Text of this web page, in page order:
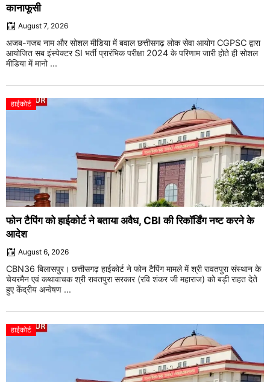
कानाफूसी
August 7, 2026
अजब-गजब नाम और सोशल मीडिया में बवाल छत्तीसगढ़ लोक सेवा आयोग CGPSC द्वारा
आयोजित सब इंस्पेक्टर SI भर्ती प्रारंभिक परीक्षा 2024 के परिणाम जारी होते ही सोशल
मीडिया में मानो ...
हाईकोर्ट
फोन टैपिंग को हाईकोर्ट ने बताया अवैध, CBI की रिकॉर्डिंग नष्ट करने के
आदेश
August 6, 2026
CBN36 बिलासपुर। छत्तीसगढ़ हाईकोर्ट ने फोन टैपिंग मामले में श्री रावतपुरा संस्थान के
चेयरमैन एवं कथावाचक श्री रावतपुरा सरकार (रवि शंकर जी महाराज) को बड़ी राहत देते
हुए केंद्रीय अन्वेषण ...
हाईकोर्ट